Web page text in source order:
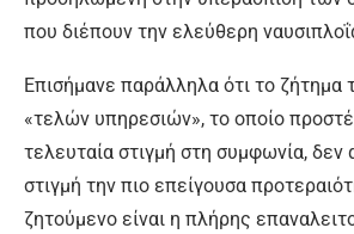
που διέπουν την ελεύθερη
Επισήμανε παράλληλα ότι το
«τελών υπηρεσιών», το οποίο
τελευταία στιγμή στη συμφωνία, δεν
στιγμή την πιο επείγουσα
ζητούμενο είναι η πλήρης